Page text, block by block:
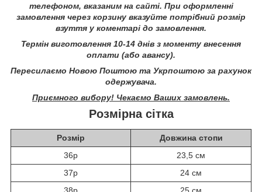
телефоном, вказаним на сайті. При оформленні
замовлення через корзину вказуйте потрібний розмір
взуття у коментарі до замовлення.
Термін виготовлення 10-14 днів з моменту внесення
оплати (або авансу).
Пересилаємо Новою Поштою та Укрпоштою за рахунок
одержувача.
Приємного вибору! Чекаємо Ваших замовлень.
Розмірна сітка
Розмір
Довжина стопи
36р
23,5 см
37р
24 см